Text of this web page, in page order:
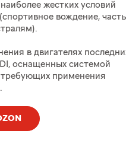
жестких условий
вождение,
в двигателях
оснащенных системой
требующих применения